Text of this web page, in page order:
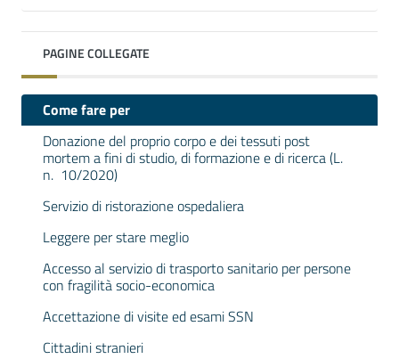
PAGINE COLLEGATE
Come fare per
Donazione del proprio corpo e dei tessuti post
mortem a fini di studio, di formazione e di ricerca (L.
n. 10/2020)
Servizio di ristorazione ospedaliera
Leggere per stare meglio
Accesso al servizio di trasporto sanitario per persone
con fragilità socio-economica
Accettazione di visite ed esami SSN
Cittadini stranieri